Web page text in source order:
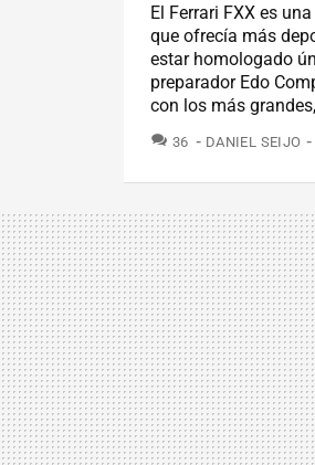
El Ferrari FXX es
que ofrecía más
estar homologado
preparador Edo
con los más
36 COMENTARIOS
DANIEL SEIJO